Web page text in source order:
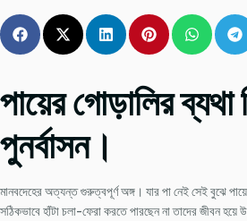
পায়ের গোড়ালির ব্যথা
পুনর্বাসন।
মানবদেহের অত্যন্ত গুরুত্বপূর্ণ অঙ্গ। যার পা নেই সেই বুঝে
সঠিকভাবে হাঁটা চলা-ফেরা করতে পারছেন না তাদের জীবন হয়ে